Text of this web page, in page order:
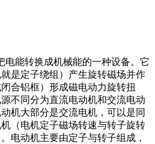
电能转换成机械能的一种设备。它
是定子绕组）产生旋转磁场并作
合铝框）形成磁电动力旋转扭
不同分为直流电动机和交流电动
机大部分是交流电机，可以是同
（电机定子磁场转速与转子旋转
电动机主要由定子与转子组成，